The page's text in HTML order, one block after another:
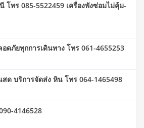
ทร 085-5522459 เครื่องพังซ่อมไม่คุ้ม-
ดภัยทุกการเดินทาง โทร 061-4655253
ด บริการจัดส่ง หิน โทร 064-1465498
4146528